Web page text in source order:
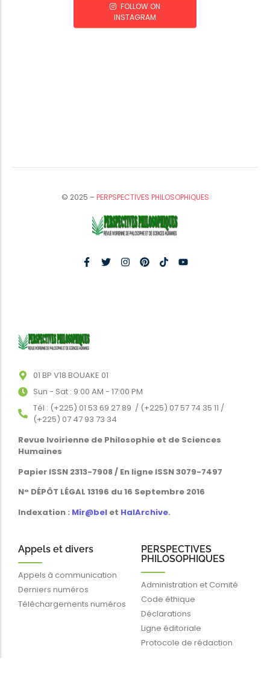
FOLLOW ON
INSTAGRAM
© 2025 –PERPSPECTIVES PHILOSOPHIQUES
01 BP V18 BOUAKE 01
Sun - Sat : 9:00 AM - 17:00 PM
Tél : (+225) 01 53 69 27 89 / (+225) 07 57 74 35 11 /
(+225) 07 47 93 73 34
Revue Ivoirienne de Philosophie et de Sciences
Humaines
Papier ISSN 2313-7908 / En ligne ISSN 3079-7497
N° DÉPÔT LÉGAL 13196 du 16 Septembre 2016
Indexation : Mir@bel et HalArchive.
Appels et divers
Appels à communication
Derniers numéros
Téléchargements numéros
PERSPECTIVES
PHILOSOPHIQUES
Administration et Comité
Code éthique
Déclarations
Ligne éditoriale
Protocole de rédaction